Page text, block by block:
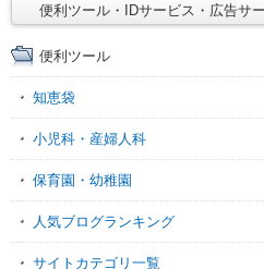
便利ツール・IDサービス・広告サ
便利ツール
知恵袋
小児科・産婦人科
保育園・幼稚園
人気ブログランキング
サイトカテゴリ一覧